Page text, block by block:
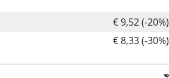
€ 9,52 (-20%)
€ 8,33 (-30%)